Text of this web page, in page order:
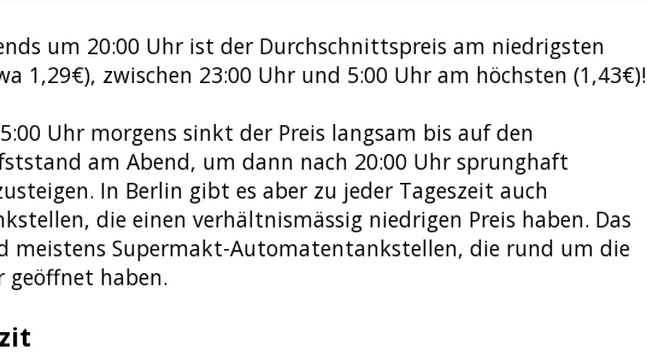
um 20:00 Uhr ist der Durchschnittspreis am niedrigsten
1,29€), zwischen 23:00 Uhr und 5:00 Uhr am höchsten (1,43€)!
Uhr morgens sinkt der Preis langsam bis auf den
am Abend, um dann nach 20:00 Uhr sprunghaft
In Berlin gibt es aber zu jeder Tageszeit auch
die einen verhältnismässig niedrigen Preis haben. Das
meistens Supermakt-Automatentankstellen, die rund um die
geöffnet haben.